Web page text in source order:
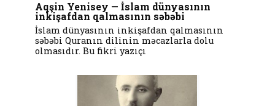
Aqşin Yenisey — İslam dünyasının
inkişafdan qalmasının səbəbi
İslam dünyasının inkişafdan qalmasının
səbəbi Quranın dilinin məcazlarla dolu
olmasıdır. Bu fikri yazıçı